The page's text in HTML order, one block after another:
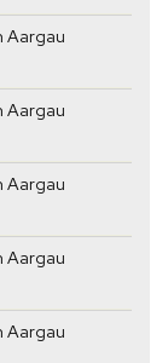
Aargau
Aargau
Aargau
Aargau
Aargau